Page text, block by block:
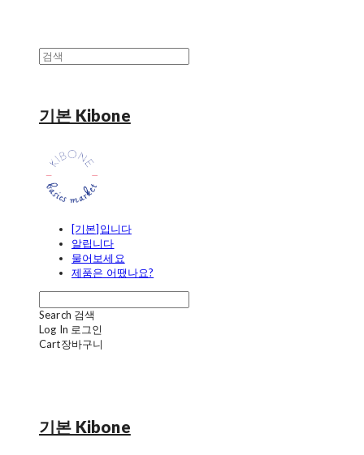
기본 Kibone
[기본]입니다
알립니다
물어보세요
제품은 어땠나요?
Search 검색
Log In 로그인
Cart장바구니
기본 Kibone